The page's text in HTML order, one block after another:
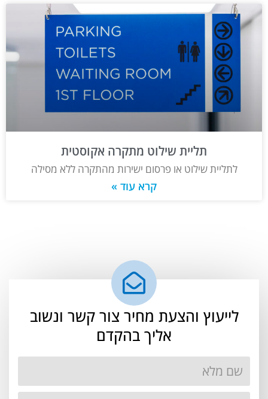
תליית שילוט מתקרה אקוסטית
לתליית שילוט או פרסום ישירות מהתקרה ללא מסילה
קרא עוד »
לייעוץ והצעת מחיר צור קשר ונשוב
אליך בהקדם